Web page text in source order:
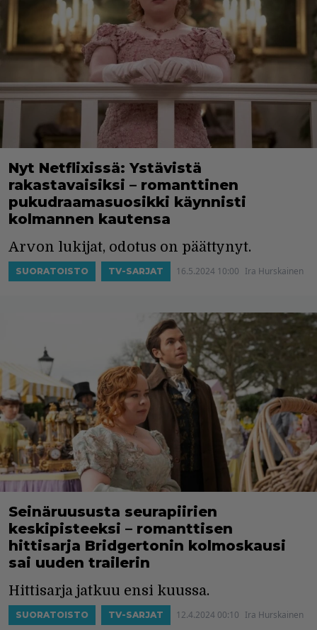
Nyt Netflixissä: Ystävistä
rakastavaisiksi – romanttinen
pukudraamasuosikki käynnisti
kolmannen kautensa
Arvon lukijat, odotus on päättynyt.
SUORATOISTO TV-SARJAT 16.5.2024 10:00 Ira Hurskainen
Seinäruususta seurapiirien
keskipisteeksi – romanttisen
hittisarja Bridgertonin kolmoskausi
sai uuden trailerin
Hittisarja jatkuu ensi kuussa.
SUORATOISTO TV-SARJAT 12.4.2024 00:10 Ira Hurskainen